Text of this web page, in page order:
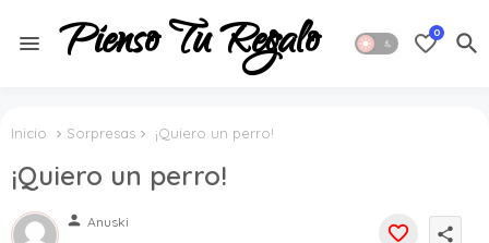
Pienso Tu Regalo 0
Inicio Sorpresas ¡Quiero un perro!
¡Quiero un perro!
person Anuski
share